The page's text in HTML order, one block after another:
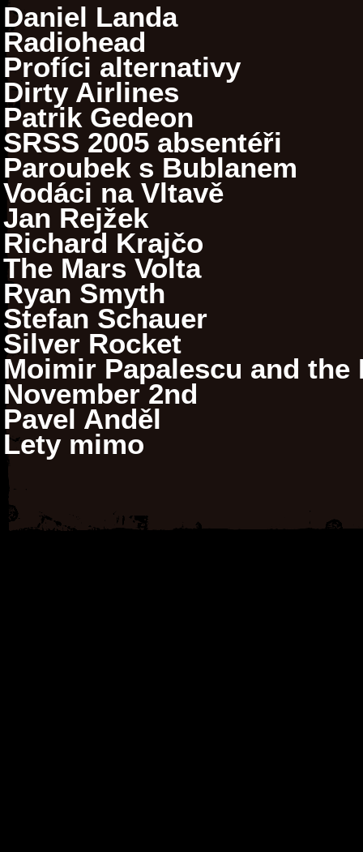
Daniel Landa
Radiohead
Profíci alternativy
Dirty Airlines
Patrik Gedeon
SRSS 2005 absentéři
Paroubek s Bublanem
Vodáci na Vltavě
Jan Rejžek
Richard Krajčo
The Mars Volta
Ryan Smyth
Stefan Schauer
Silver Rocket
Moimir Papalescu and
November 2nd
Pavel Anděl
Lety mimo